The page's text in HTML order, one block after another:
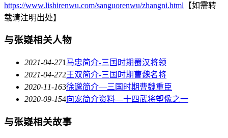
https://www.lishirenwu.com/sanguorenwu/zhangni.html 【如需转
载请注明出处】
与张嶷相关人物
2021-04-271 马忠简介-三国时期蜀汉将领
2021-04-272王双简介-三国时期曹魏名将
2020-11-163徐邈简介—三国时期曹魏重臣
2020-09-154向宠简介资料—十四武将塑像之一
与张嶷相关故事